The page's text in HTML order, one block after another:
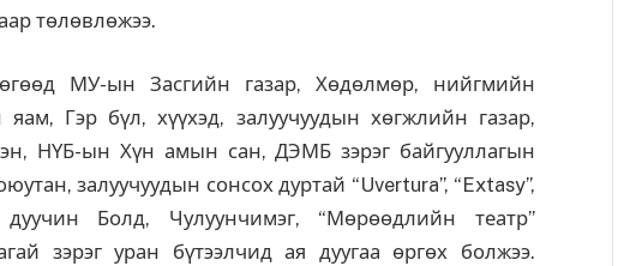
төлөвлөжээ.
МУ-ын Засгийн газар, Хөдөлмөр, нийгмийн
Гэр бүл, хүүхэд, залуучуудын хөгжлийн газар,
НҮБ-ын Хүн амын сан, ДЭМБ зэрэг байгууллагын
залуучуудын сонсох дуртай “Uvertura”, “Extasy”,
Болд, Чулуунчимэг, “Мөрөөдлийн театр”
зэрэг уран бүтээлчид ая дуугаа өргөх болжээ.